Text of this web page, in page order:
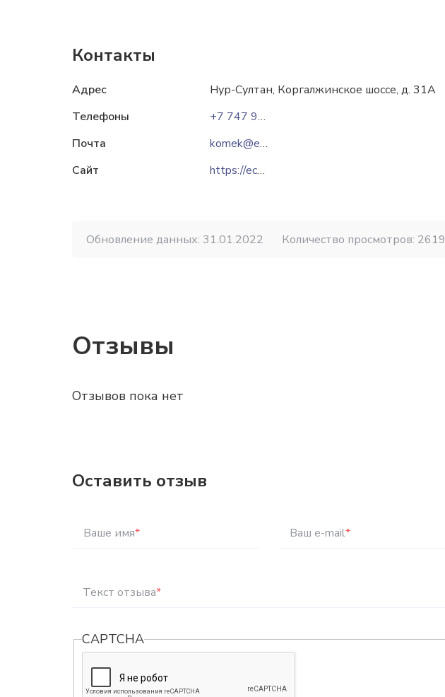
Контакты
Адрес
Нур-Султан, Коргалжинское шоссе, д. 31А
Телефоны
+7 747 95 555 53
Почта
komek@ecoton.kz
Сайт
https://ecoton.kz
Обновление данных: 31.01.2022 Количество просмотров: 2619
Отзывы
Отзывов пока нет
Оставить отзыв
Ваше имя* Ваш e-mail*
Текст отзыва*
CAPTCHA